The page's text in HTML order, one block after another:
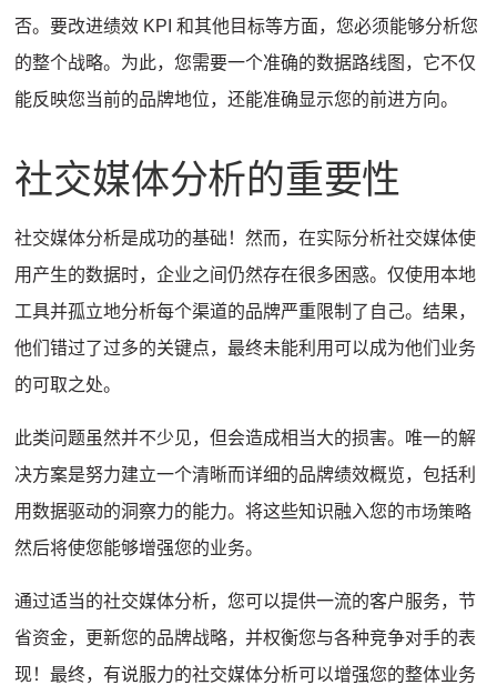
否。要改进绩效 KPI 和其他目标等方面，您必须能够分析您
的整个战略。 为此，您需要一个准确的数据路线图，它不仅
能反映您当前的品牌地位，还能准确显示您的前进方向。
社交媒体分析的重要性
社交媒体分析是成功的基础！然而，在实际分析社交媒体使
用产生的数据时，企业之间仍然存在很多困惑。仅使用本地
工具并孤立地分析每个渠道的品牌严重限制了自己。结果，
他们错过了过多的关键点，最终未能利用可以成为他们业务
的可取之处。
此类问题虽然并不少见，但会造成相当大的损害。 唯一的解
决方案是努力建立一个清晰而详细的品牌绩效概览，包括利
用数据驱动的洞察力的能力。将这些知识融入您的市场策略
然后将使您能够增强您的业务。
通过适当的社交媒体分析，您可以提供一流的客户服务，节
省资金，更新您的品牌战略，并权衡您与各种竞争对手的表
现！最终，有说服力的社交媒体分析可以增强您的整体业务